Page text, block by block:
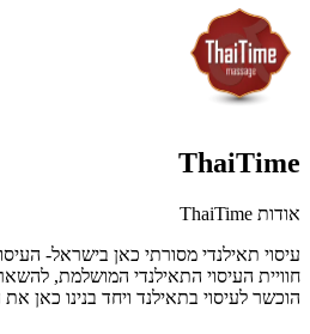
ThaiTime
אודות ThaiTime
עיסוי תאילנדי מסורתי כאן בישראל-
חוויית העיסוי התאילנדי המושלמת,
הוכשר לעיסוי בתאילנד ויחד בנינו כאן